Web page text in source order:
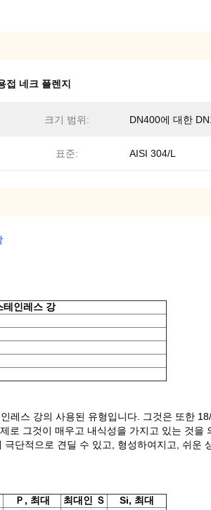
접 네크 플렌지
크기 범위: DN400에 대한
표준: AISI 304/L
테인레스 강
레스 강의 사용된 유형입니다. 그것은 또한
로 그것이 매우고 내식성을 가지고 있는 것
단적으로 견딜 수 있고, 형성하여지고, 쉬
Ｐ, 최대 최대인 Ｓ
Si, 최대